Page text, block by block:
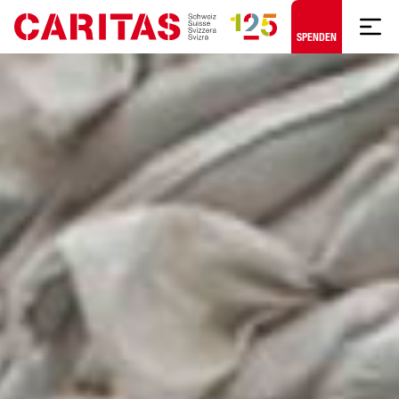
Zum Hauptinhalt springen
SPENDEN